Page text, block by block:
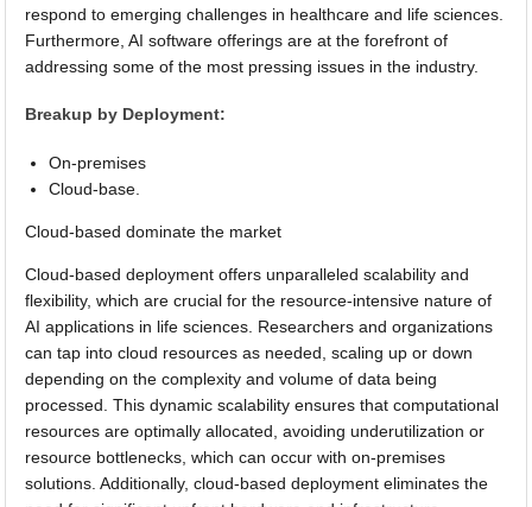
respond to emerging challenges in healthcare and life sciences.
Furthermore, AI software offerings are at the forefront of
addressing some of the most pressing issues in the industry.
Breakup by Deployment:
On-premises
Cloud-base.
Cloud-based dominate the market
Cloud-based deployment offers unparalleled scalability and
flexibility, which are crucial for the resource-intensive nature of
AI applications in life sciences. Researchers and organizations
can tap into cloud resources as needed, scaling up or down
depending on the complexity and volume of data being
processed. This dynamic scalability ensures that computational
resources are optimally allocated, avoiding underutilization or
resource bottlenecks, which can occur with on-premises
solutions. Additionally, cloud-based deployment eliminates the